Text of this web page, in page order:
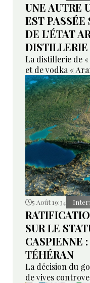
UNE AUTRE
EST
DE L’ÉTAT
DISTILLERIE
La distillerie de
et de vodka «
5 Août 19:34
SUR LE
CASPIENNE
TÉHÉRAN
La décision du
de vives